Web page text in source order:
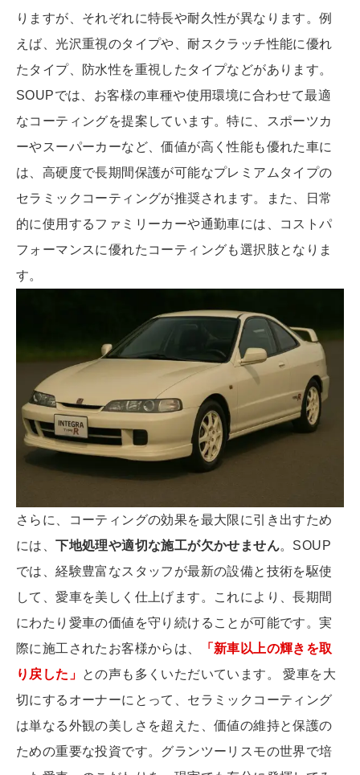
りますが、それぞれに特長や耐久性が異なります。例
えば、光沢重視のタイプや、耐スクラッチ性能に優れ
たタイプ、防水性を重視したタイプなどがあります。
SOUPでは、お客様の車種や使用環境に合わせて最適
なコーティングを提案しています。特に、スポーツカ
ーやスーパーカーなど、価値が高く性能も優れた車に
は、高硬度で長期間保護が可能なプレミアムタイプの
セラミックコーティングが推奨されます。また、日常
的に使用するファミリーカーや通勤車には、コストパ
フォーマンスに優れたコーティングも選択肢となりま
す。
さらに、コーティングの効果を最大限に引き出すため
には、下地処理や適切な施工が欠かせません。SOUP
では、経験豊富なスタッフが最新の設備と技術を駆使
して、愛車を美しく仕上げます。これにより、長期間
にわたり愛車の価値を守り続けることが可能です。実
際に施工されたお客様からは、
「新車以上の輝きを取
り戻した」 との声も多くいただいています。 愛車を大
切にするオーナーにとって、セラミックコーティング
は単なる外観の美しさを超えた、価値の維持と保護の
ための重要な投資です。グランツーリスモの世界で培